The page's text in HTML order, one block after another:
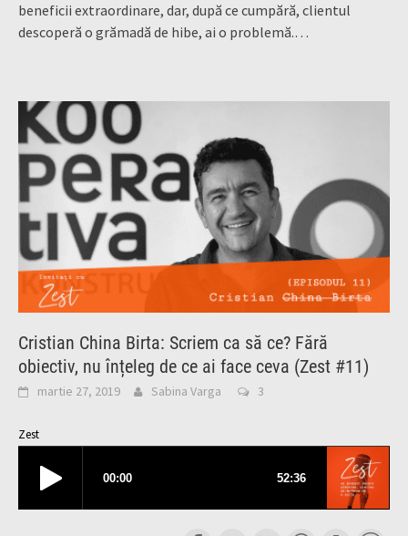
beneficii extraordinare, dar, după ce cumpără, clientul
descoperă o grămadă de hibe, ai o problemă.…
Cristian China Birta: Scriem ca să ce? Fără
obiectiv, nu înțeleg de ce ai face ceva (Zest #11)
martie 27, 2019 Sabina Varga 3
Zest